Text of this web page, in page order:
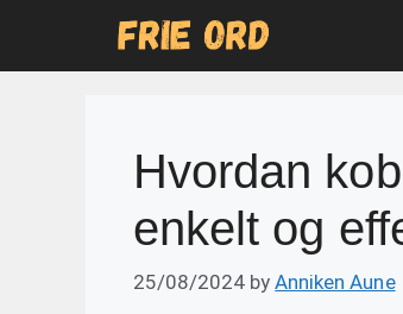
Hvordan
enkelt og
25/08/2024 byAnniken Aune